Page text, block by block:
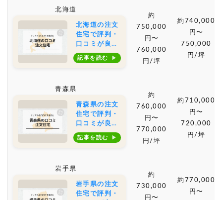
北海道
北海道の注文
住宅で評判・
口コミが良い
おすすめの建
築会社・工務
相場もご紹介
記事を読む
約
750,000
円〜
760,000
円/坪
約740,000
円〜
750,000
円/坪
青森県
青森県の注文
住宅で評判・
口コミが良い
おすすめの建
築会社・工務
相場もご紹介
記事を読む
約
760,000
円〜
770,000
円/坪
約710,000
円〜
720,000
円/坪
岩手県
岩手県の注文
住宅で評判・
約
730,000
円〜
約770,000
円〜